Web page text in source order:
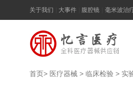
关于我们 大事件 腹腔镜 毫米波治
首页> 医疗器械 > 临床检验 > 实